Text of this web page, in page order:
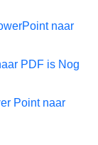
naar
PDF is Nog
Point naar